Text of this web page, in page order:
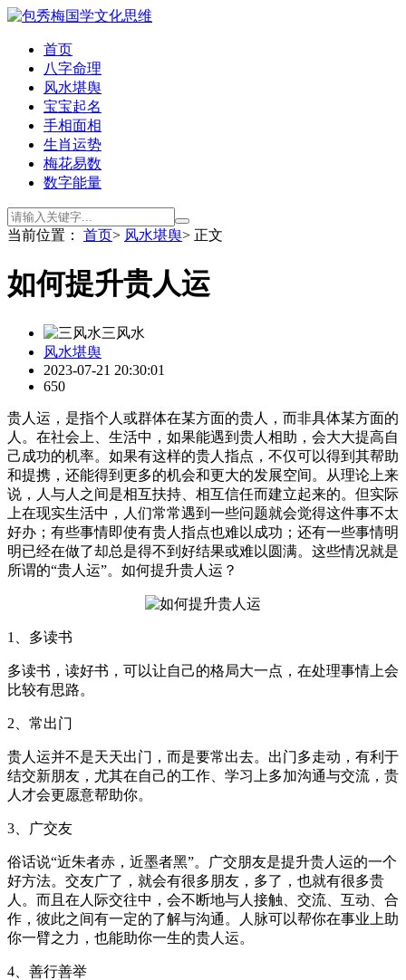
首页
八字命理
风水堪舆
宝宝起名
手相面相
生肖运势
梅花易数
数字能量
当前位置： 首页> 风水堪舆> 正文
如何提升贵人运
三风水
风水堪舆
2023-07-21 20:30:01
650
贵人运，是指个人或群体在某方面的贵人，而非具体某方面的
人。在社会上、生活中，如果能遇到贵人相助，会大大提高自
己成功的机率。如果有这样的贵人指点，不仅可以得到其帮助
和提携，还能得到更多的机会和更大的发展空间。从理论上来
说，人与人之间是相互扶持、相互信任而建立起来的。但实际
上在现实生活中，人们常常遇到一些问题就会觉得这件事不太
好办；有些事情即使有贵人指点也难以成功；还有一些事情明
明已经在做了却总是得不到好结果或难以圆满。这些情况就是
所谓的“贵人运”。如何提升贵人运？
1、多读书
多读书，读好书，可以让自己的格局大一点，在处理事情上会
比较有思路。
2、常出门
贵人运并不是天天出门，而是要常出去。出门多走动，有利于
结交新朋友，尤其在自己的工作、学习上多加沟通与交流，贵
人才会更愿意帮助你。
3、广交友
俗话说“近朱者赤，近墨者黑”。广交朋友是提升贵人运的一个
好方法。交友广了，就会有很多朋友，多了，也就有很多贵
人。而且在人际交往中，会不断地与人接触、交流、互动、合
作，彼此之间有一定的了解与沟通。人脉可以帮你在事业上助
你一臂之力，也能助你一生的贵人运。
4、善行善举